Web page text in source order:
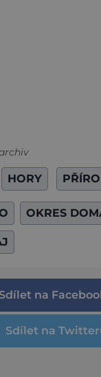
HORY
OKRES
na
Sdílet na